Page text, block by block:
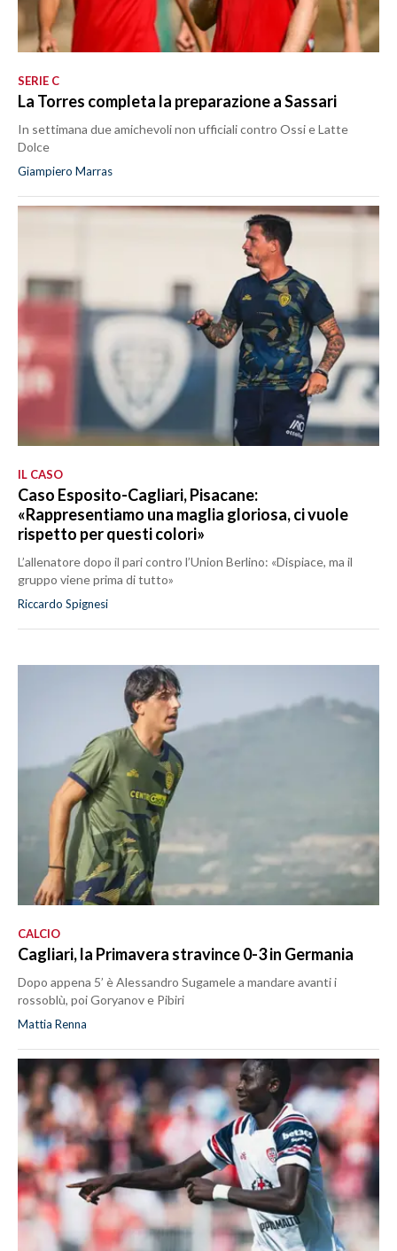
SERIE C
La Torres completa la preparazione a Sassari
In settimana due amichevoli non ufficiali contro Ossi e Latte
Dolce
Giampiero Marras
IL CASO
Caso Esposito-Cagliari, Pisacane:
«Rappresentiamo una maglia gloriosa, ci vuole
rispetto per questi colori»
L’allenatore dopo il pari contro l’Union Berlino: «Dispiace, ma il
gruppo viene prima di tutto»
Riccardo Spignesi
CALCIO
Cagliari, la Primavera stravince 0-3 in Germania
Dopo appena 5’ è Alessandro Sugamele a mandare avanti i
rossoblù, poi Goryanov e Pibiri
Mattia Renna